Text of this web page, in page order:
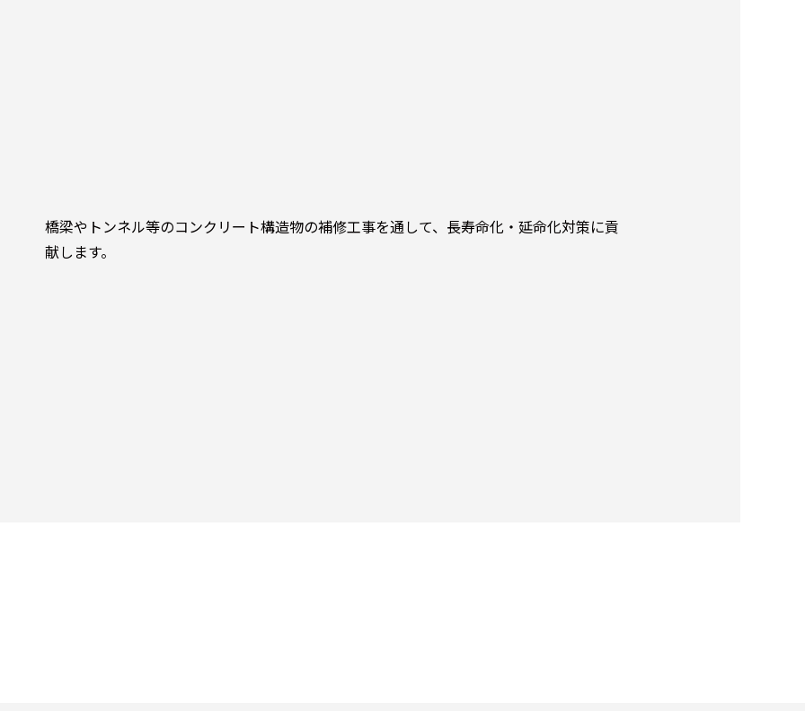
橋梁やトンネル等のコンクリート構造物の補修工事を通して、長寿命化・延命化対策に貢
献します。